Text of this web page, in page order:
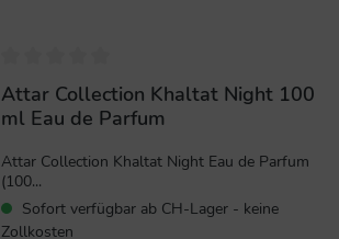
Attar Collection Khaltat Night 100
ml Eau de Parfum
Attar Collection Khaltat Night Eau de Parfum
(100...
Sofort verfügbar ab CH-Lager - keine
Zollkosten